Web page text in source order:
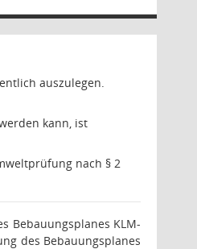
auszulegen.
kann, ist
nach § 2
Bebauungsplanes KLM-
des Bebauungsplanes